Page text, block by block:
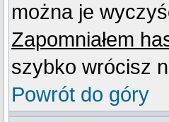
można je
Zapomniałem
szybko wrócisz
Powrót do góry